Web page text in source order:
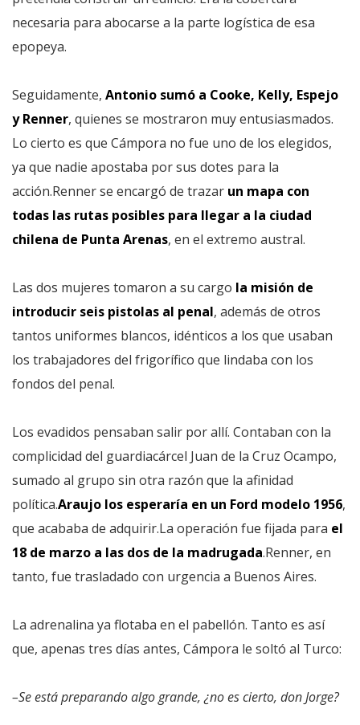
necesaria para abocarse a la parte logística de esa
epopeya.
Seguidamente, Antonio sumó a Cooke, Kelly, Espejo
y Renner, quienes se mostraron muy entusiasmados.
Lo cierto es que Cámpora no fue uno de los elegidos,
ya que nadie apostaba por sus dotes para la
acción.Renner se encargó de trazar un mapa con
todas las rutas posibles para llegar a la ciudad
chilena de Punta Arenas, en el extremo austral.
Las dos mujeres tomaron a su cargo la misión de
introducir seis pistolas al penal, además de otros
tantos uniformes blancos, idénticos a los que usaban
los trabajadores del frigorífico que lindaba con los
fondos del penal.
Los evadidos pensaban salir por allí. Contaban con la
complicidad del guardiacárcel Juan de la Cruz Ocampo,
sumado al grupo sin otra razón que la afinidad
política.Araujo los esperaría en un Ford modelo 1956,
que acababa de adquirir.La operación fue fijada para el
18 de marzo a las dos de la madrugada.Renner, en
tanto, fue trasladado con urgencia a Buenos Aires.
La adrenalina ya flotaba en el pabellón. Tanto es así
que, apenas tres días antes, Cámpora le soltó al Turco:
–Se está preparando algo grande, ¿no es cierto, don Jorge?